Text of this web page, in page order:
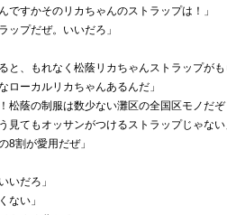
ですかそのリカちゃんのストラップは！」
ップだぜ。いいだろ」
と、もれなく松蔭リカちゃんストラップがも
ローカルリカちゃんあるんだ」
松蔭の制服は数少ない灘区の全国区モノだぞ
見てもオッサンがつけるストラップじゃない
8割が愛用だぜ」
いだろ」
ない」